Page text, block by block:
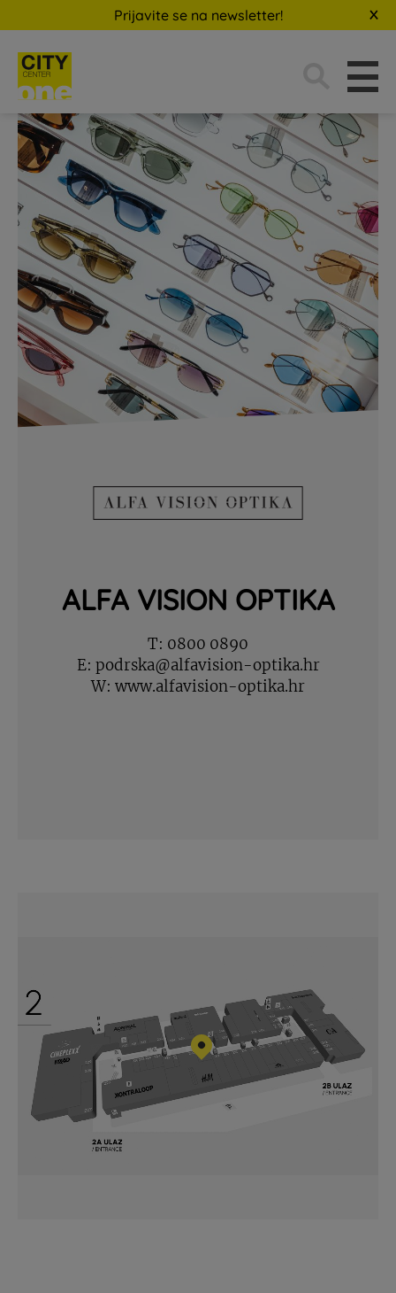
Prijavite se na newsletter!
ALFA VISION OPTIKA
T: 0800 0890
E: podrska@alfavision-optika.hr
W: www.alfavision-optika.hr